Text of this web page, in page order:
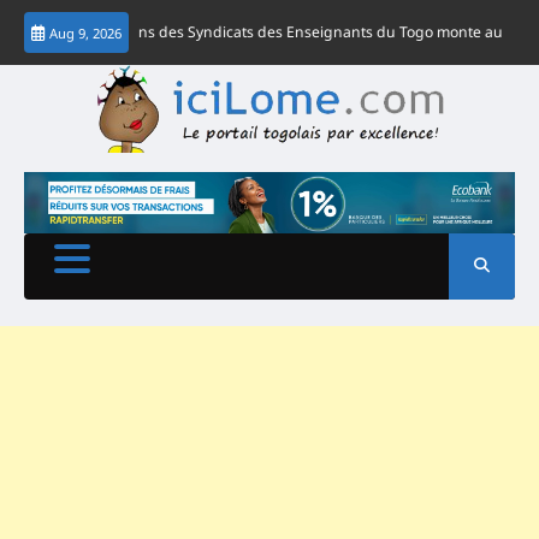
Skip
content
Aug 9, 2026des Syndicats des Enseignants du Togo monte au créneau